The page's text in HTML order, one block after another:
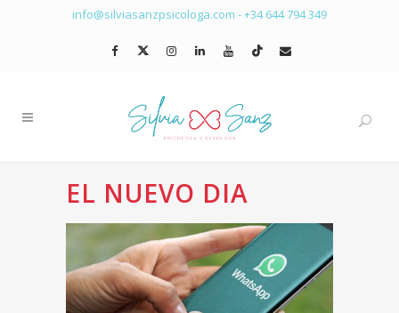
info@silviasanzpsicologa.com -+34 644 794 349
EL NUEVO DIA